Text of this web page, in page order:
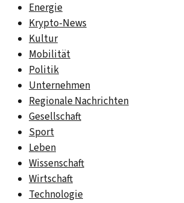
Energie
Krypto-News
Kultur
Mobilität
Politik
Unternehmen
Regionale Nachrichten
Gesellschaft
Sport
Leben
Wissenschaft
Wirtschaft
Technologie